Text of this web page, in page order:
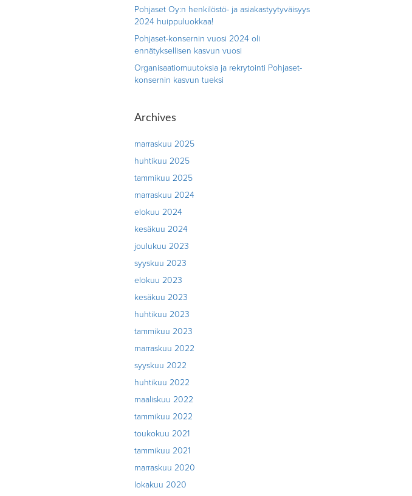
Pohjaset Oy:n henkilöstö- ja asiakastyytyväisyys
2024 huippuluokkaa!
Pohjaset-konsernin vuosi 2024 oli
ennätyksellisen kasvun vuosi
Organisaatiomuutoksia ja rekrytointi Pohjaset-
konsernin kasvun tueksi
Archives
marraskuu 2025
huhtikuu 2025
tammikuu 2025
marraskuu 2024
elokuu 2024
kesäkuu 2024
joulukuu 2023
syyskuu 2023
elokuu 2023
kesäkuu 2023
huhtikuu 2023
tammikuu 2023
marraskuu 2022
syyskuu 2022
huhtikuu 2022
maaliskuu 2022
tammikuu 2022
toukokuu 2021
tammikuu 2021
marraskuu 2020
lokakuu 2020